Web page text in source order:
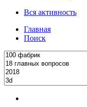
Вся активность
Главная
Поиск